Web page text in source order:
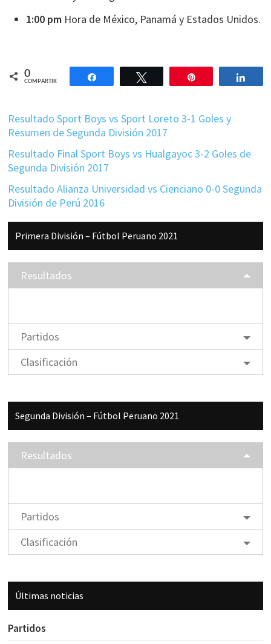
1:00 pm Hora de México, Panamá y Estados Unidos.
0
COMPARTIR
Compartir
Resultado Sport Boys vs Sport Loreto 3-1 Goles y
Resumen de Segunda División 2017
Resultado Final Sport Boys vs Hualgayoc 3-2 Goles de
Segunda División 2017
Resultado Alianza Universidad vs Cienciano 0-0 Segunda
División de Perú 2016
Barra
lateral
principal
Primera División – Fútbol Peruano 2021
Resultados
Partidos
Clasificación
Segunda División – Fútbol Peruano 2021
Resultados
Partidos
Clasificación
Últimas noticias
Partidos